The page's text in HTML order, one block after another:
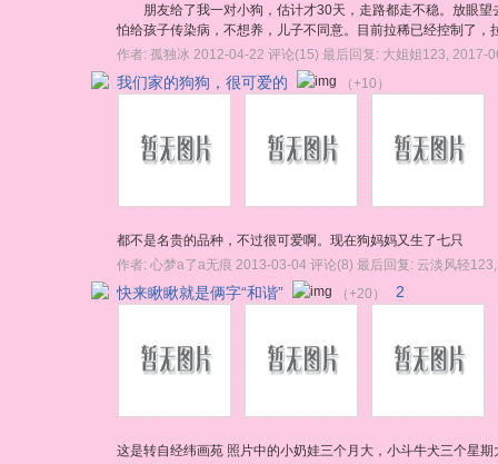
朋友给了我一对小狗，估计才30天，走路都走不稳。放眼望
怕给孩子传染病，不想养，儿子不同意。目前拉稀已经控制了
作者: 孤独冰 2012-04-22 评论(15) 最后回复: 大姐姐123 2017-
我们家的狗狗，很可爱的 （+10）
都不是名贵的品种，不过很可爱啊。现在狗妈妈又生了七只
作者: 心梦a了a无痕 2013-03-04 评论(8) 最后回复: 云淡风轻123
快来瞅瞅就是俩字“和谐” （+20） 2
这是转自经纬画苑 照片中的小奶娃三个月大，小斗牛犬三个星期